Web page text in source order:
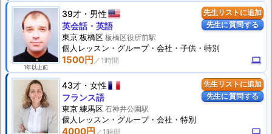
先生リストに追加
先生に質問する
1年以上前
39才 男性
1500円 computer
英会話・英語
東京 板橋区 板橋区役所前駅
個人 レッスン ・グループ・会社・子供・特別
先生リストに追加
先生に質問する
43才 女性
4000円 computer
フランス語
東京 練馬区 石神井公園駅
個人 レッスン ・グループ・会社・特別